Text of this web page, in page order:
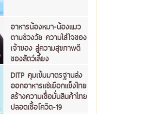
อาหารน้องหมา-น้องแมว
ตามช่วงวัย ความใส่ใจของ
เจ้าของ สู่ความสุขภาพดี
ของสัตว์เลี้ยง
DITP คุมเข้มมาตรฐานส่ง
ออกอาหารแช่เยือกแข็งไทย
สร้างความเชื่อมั่นสินค้าไทย
ปลอดเชื้อโควิด-19